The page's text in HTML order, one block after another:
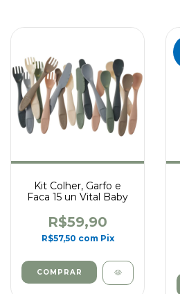
Kit Colher, Garfo e
Faca 15 un Vital Baby
R$59,90
R$57,50 com Pix